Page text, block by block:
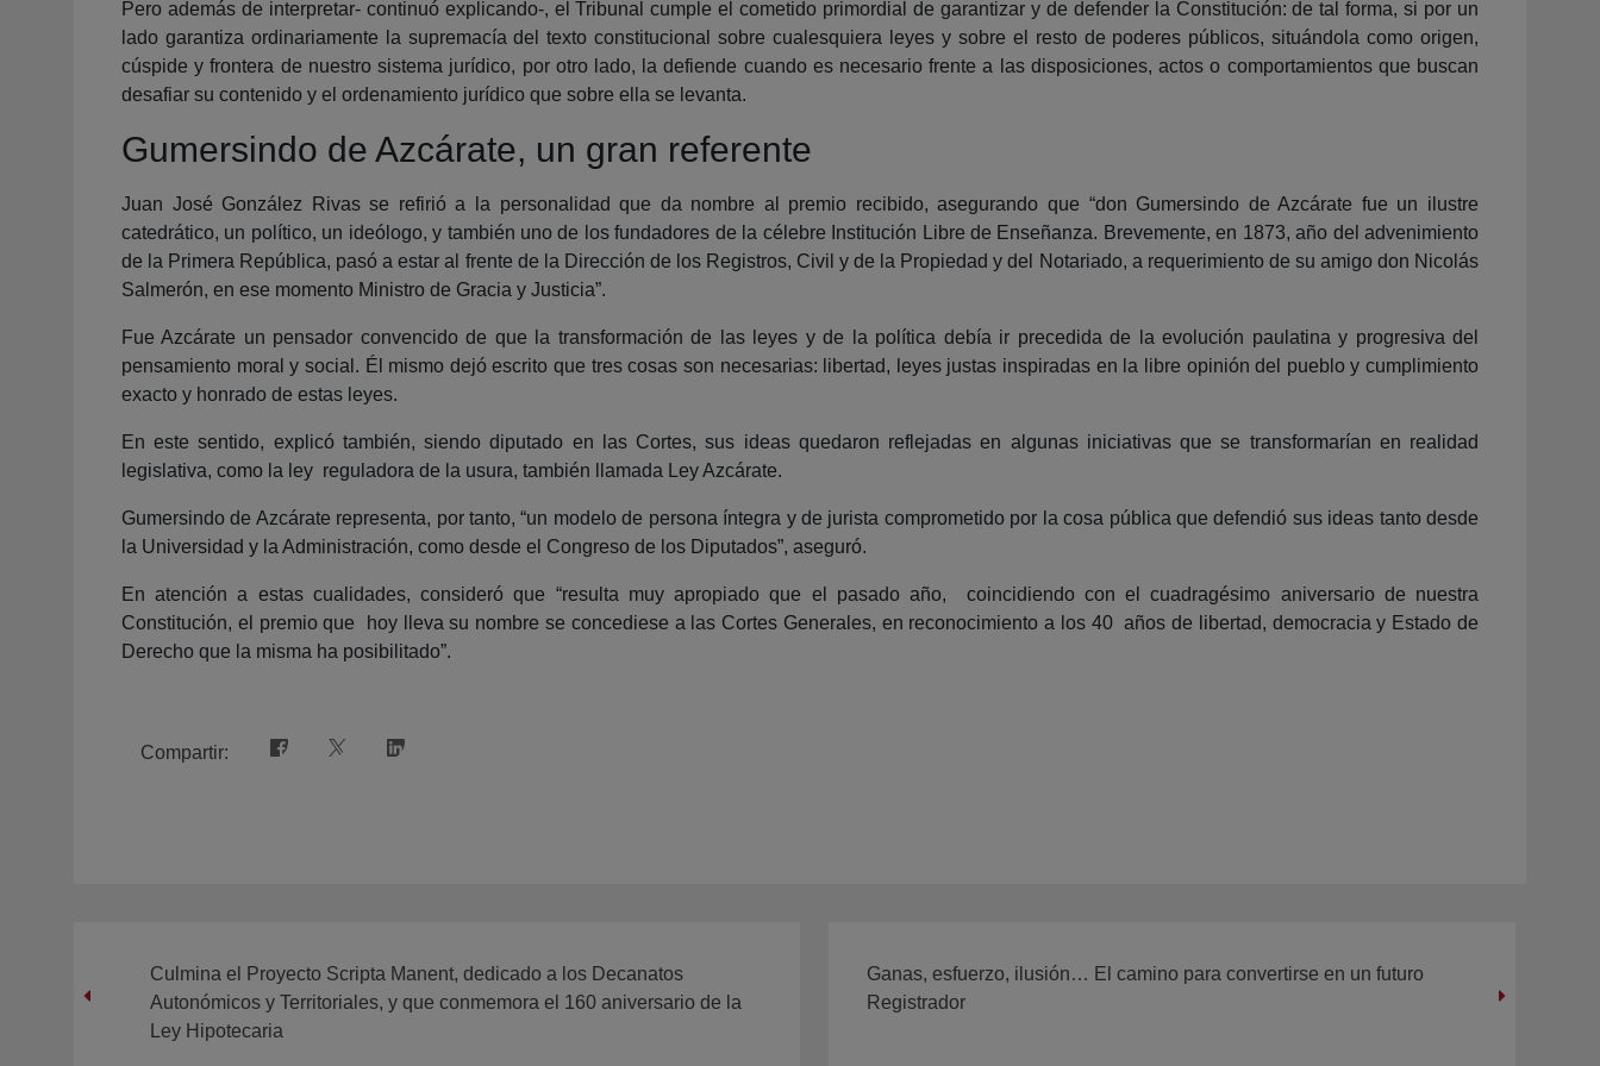
Pero además de interpretar- continuó explicando-, el Tribunal cumple el cometido primordial de garantizar y de defender la Constitución: de tal forma, si por un
lado garantiza ordinariamente la supremacía del texto constitucional sobre cualesquiera leyes y sobre el resto de poderes públicos, situándola como origen,
cúspide y frontera de nuestro sistema jurídico, por otro lado, la defiende cuando es necesario frente a las disposiciones, actos o comportamientos que buscan
desafiar su contenido y el ordenamiento jurídico que sobre ella se levanta.
Gumersindo de Azcárate, un gran referente
Juan José González Rivas se refirió a la personalidad que da nombre al premio recibido, asegurando que “don Gumersindo de Azcárate fue un ilustre
catedrático, un político, un ideólogo, y también uno de los fundadores de la célebre Institución Libre de Enseñanza. Brevemente, en 1873, año del advenimiento
de la Primera República, pasó a estar al frente de la Dirección de los Registros, Civil y de la Propiedad y del Notariado, a requerimiento de su amigo don Nicolás
Salmerón, en ese momento Ministro de Gracia y Justicia”.
Fue Azcárate un pensador convencido de que la transformación de las leyes y de la política debía ir precedida de la evolución paulatina y progresiva del
pensamiento moral y social. Él mismo dejó escrito que tres cosas son necesarias: libertad, leyes justas inspiradas en la libre opinión del pueblo y cumplimiento
exacto y honrado de estas leyes.
En este sentido, explicó también, siendo diputado en las Cortes, sus ideas quedaron reflejadas en algunas iniciativas que se transformarían en realidad
legislativa, como la ley reguladora de la usura, también llamada Ley Azcárate.
Gumersindo de Azcárate representa, por tanto, “un modelo de persona íntegra y de jurista comprometido por la cosa pública que defendió sus ideas tanto desde
la Universidad y la Administración, como desde el Congreso de los Diputados”, aseguró.
En atención a estas cualidades, consideró que “resulta muy apropiado que el pasado año, coincidiendo con el cuadragésimo aniversario de nuestra
Constitución, el premio que hoy lleva su nombre se concediese a las Cortes Generales, en reconocimiento a los 40 años de libertad, democracia y Estado de
Derecho que la misma ha posibilitado”.
Compartir:
Culmina el Proyecto Scripta Manent, dedicado a los Decanatos
Autonómicos y Territoriales, y que conmemora el 160 aniversario de la
Ley Hipotecaria
Ganas, esfuerzo, ilusión… El camino para convertirse en un futuro
Registrador